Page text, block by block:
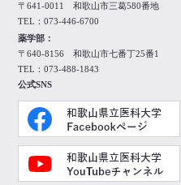
〒641-0011 和歌山市三葛580番地
TEL：073-446-6700
薬学部：
〒640-8156 和歌山市七番丁25番1
TEL：073-488-1843
公式SNS